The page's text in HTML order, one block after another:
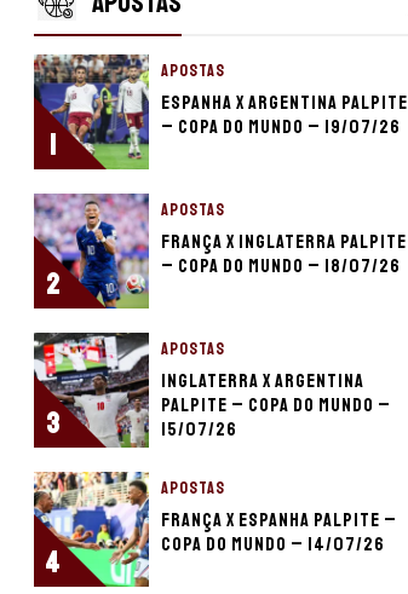
1
APOSTAS
Espanha x Argentina palpite
– Copa do Mundo – 19/07/26
2
APOSTAS
França x Inglaterra palpite
– Copa do Mundo – 18/07/26
3
APOSTAS
Inglaterra x Argentina
palpite – Copa do Mundo –
15/07/26
4
APOSTAS
França x Espanha palpite –
Copa do Mundo – 14/07/26